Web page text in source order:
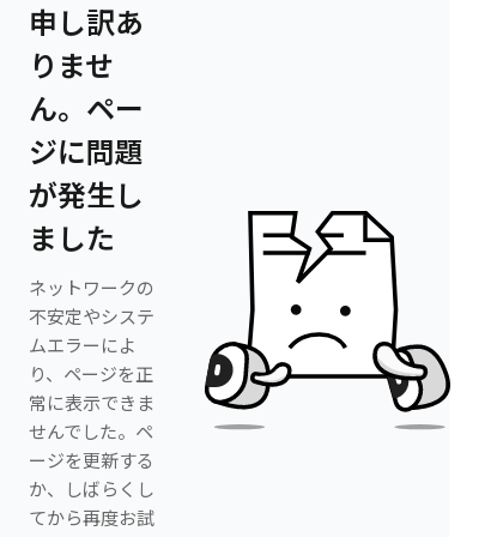
申し訳あ
りませ
ん。ペー
ジに問題
が発生し
ました
ネットワークの
不安定やシステ
ムエラーによ
り、ページを正
常に表示できま
せんでした。ペ
ージを更新する
か、しばらくし
てから再度お試